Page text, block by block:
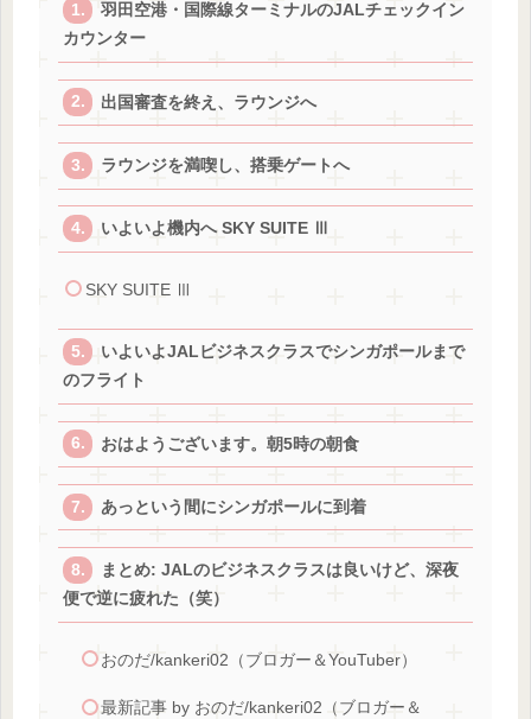
羽田空港・国際線ターミナルのJALチェックイン
カウンター
出国審査を終え、ラウンジへ
ラウンジを満喫し、搭乗ゲートへ
いよいよ機内へ SKY SUITE Ⅲ
SKY SUITE Ⅲ
いよいよJALビジネスクラスでシンガポールまで
のフライト
おはようございます。朝5時の朝食
あっという間にシンガポールに到着
まとめ: JALのビジネスクラスは良いけど、深夜
便で逆に疲れた（笑）
おのだ/kankeri02（ブロガー＆YouTuber）
最新記事 by おのだ/kankeri02（ブロガー＆